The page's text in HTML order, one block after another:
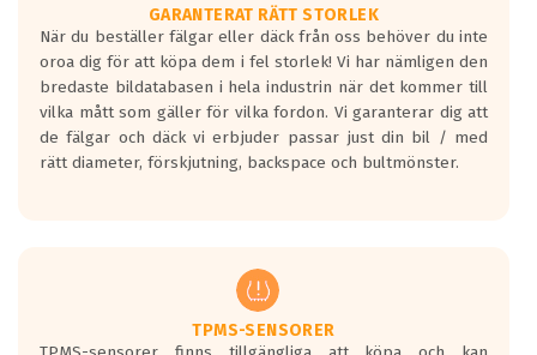
rullmotståndets ljud överträffa
motorljudet.
På däckmärkningen kommer det finnas
en symbol av ett däck med vågar. Hög
bullernivå markeras med svarta vågor
medans de vita vågorna påvisar om det är
ett tyst däck.
regelverket som introduceras år 2016.
Ett däck med två svarta vågor är redan
godkända för år 2016 nya regelverk.
GARANTERAT RÄTT STORLEK
När du beställer fälgar eller däck från oss behöver du inte
oroa dig för att köpa dem i fel storlek! Vi har nämligen den
bredaste bildatabasen i hela industrin när det kommer till
vilka mått som gäller för vilka fordon. Vi garanterar dig att
de fälgar och däck vi erbjuder passar just din bil / med
rätt diameter, förskjutning, backspace och bultmönster.
TPMS-SENSORER